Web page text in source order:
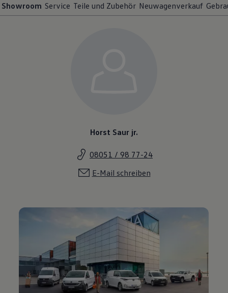
Showroom Service Teile und Zubehör Neuwagenverkauf
Horst Saur jr.
08051 / 98 77-24
E-Mail schreiben